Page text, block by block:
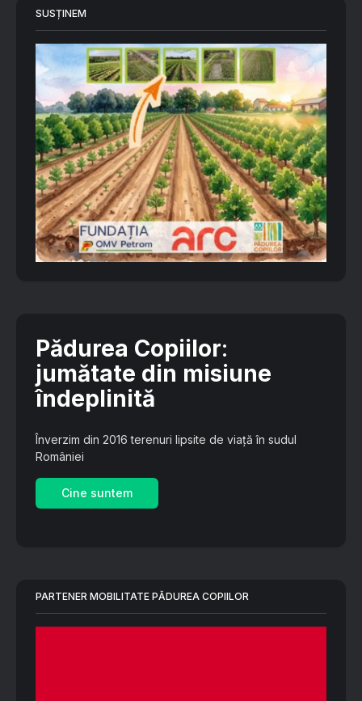
SUSȚINEM
Pădurea Copiilor:
jumătate din misiune
îndeplinită
Înverzim din 2016 terenuri lipsite de viață în sudul
României
Cine suntem
PARTENER MOBILITATE PĂDUREA COPIILOR